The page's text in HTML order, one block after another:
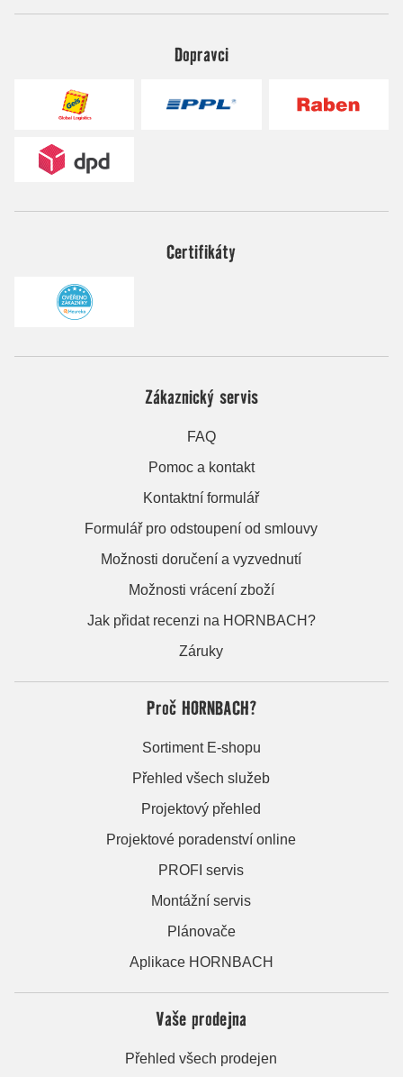
Dopravci
Certifikáty
Zákaznický servis
FAQ
Pomoc a kontakt
Kontaktní formulář
Formulář pro odstoupení od smlouvy
Možnosti doručení a vyzvednutí
Možnosti vrácení zboží
Jak přidat recenzi na HORNBACH?
Záruky
Proč HORNBACH?
Sortiment E-shopu
Přehled všech služeb
Projektový přehled
Projektové poradenství online
PROFI servis
Montážní servis
Plánovače
Aplikace HORNBACH
Vaše prodejna
Přehled všech prodejen